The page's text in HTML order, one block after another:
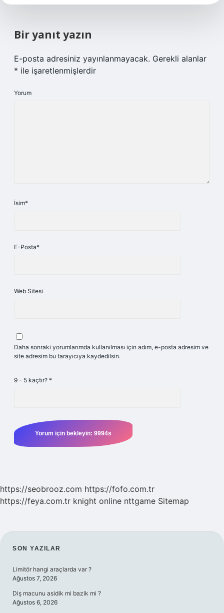
Bir yanıt yazın
E-posta adresiniz yayınlanmayacak. Gerekli alanlar
* ile işaretlenmişlerdir
Yorum
İsim*
E-Posta*
Web Sitesi
Daha sonraki yorumlarımda kullanılması için adım, e-posta adresim ve
site adresim bu tarayıcıya kaydedilsin.
9 - 5 kaçtır? *
https://seobrooz.com https://fofo.com.tr
https://feya.com.tr knight online nttgame Sitemap
SIDEBAR
SON YAZILAR
Limitör hangi araçlarda var ?
Ağustos 7, 2026
Diş macunu asidik mi bazik mi ?
Ağustos 6, 2026